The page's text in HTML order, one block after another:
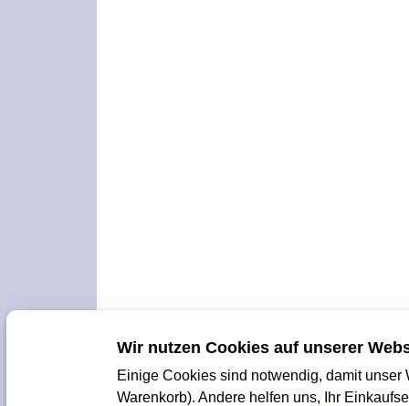
Wir nutzen Cookies auf unserer
Einige Cookies sind notwendig, damit unser
Warenkorb). Andere helfen uns, Ihr